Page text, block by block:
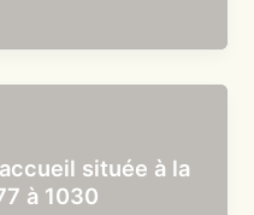
située à la
à 1030